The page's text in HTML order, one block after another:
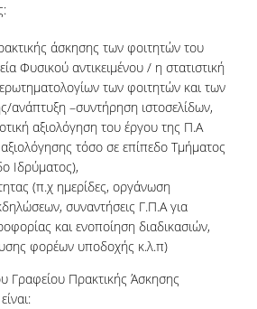
άσκησης των φοιτητών του
Φυσικού αντικειμένου / η στατιστική
των φοιτητών και των
–συντήρηση ιστοσελίδων,
αξιολόγηση του έργου της Π.Α
αξιολόγησης τόσο σε επίπεδο Τμήματος
Ιδρύματος),
(π.χ ημερίδες, οργάνωση
συναντήσεις Γ.Π.Α για
και ενοποίηση διαδικασιών,
φορέων υποδοχής κ.λ.π)
Γραφείου Πρακτικής Άσκησης